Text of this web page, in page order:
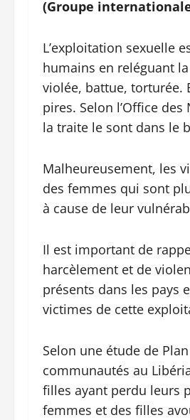
(Groupe
L’exploitation sexuelle
humains en reléguant
violée, battue, torturée.
pires. Selon l’Office
la traite le sont dans le
Malheureusement, les
des femmes qui sont
à cause de leur
Il est important de
harcèlement et de
présents dans les pays
victimes de cette
Selon une étude de
communautés au
filles ayant perdu leurs
femmes et des filles